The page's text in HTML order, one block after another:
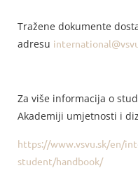
Tražene dokumente
adresu
Za više informacija o
Akademiji umjetnosti i
https://www.vsvu.sk/en/
student/handbook/